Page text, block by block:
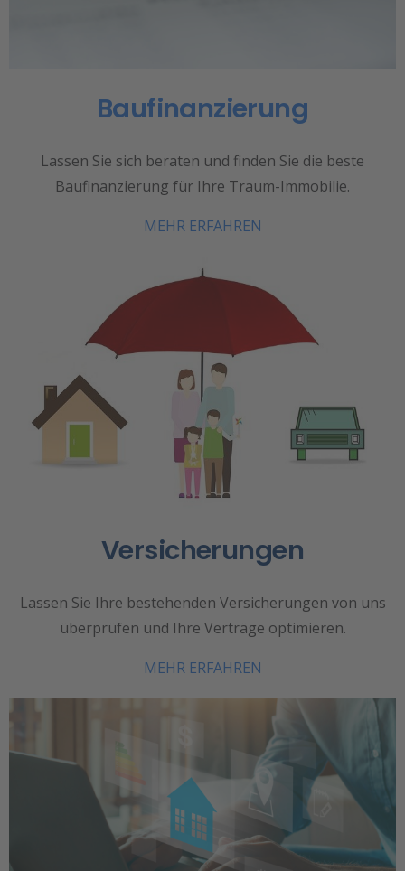
Baufinanzierung
Lassen Sie sich beraten und finden Sie die beste
Baufinanzierung für Ihre Traum-Immobilie.
MEHR ERFAHREN
Versicherungen
Lassen Sie Ihre bestehenden Versicherungen von uns
überprüfen und Ihre Verträge optimieren.
MEHR ERFAHREN